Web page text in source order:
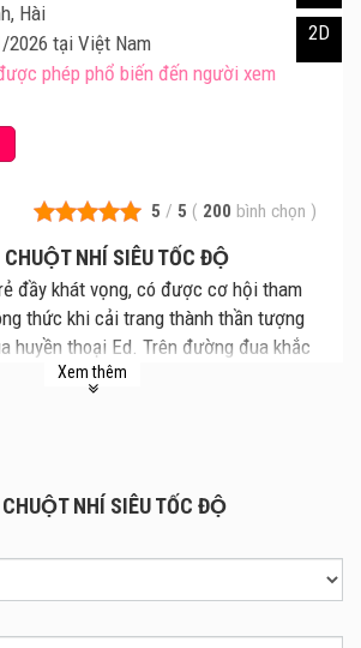
5 / 5 ( 200 bình chọn )
CHUỘT NHÍ SIÊU TỐC ĐỘ
đầy khát vọng, có được cơ hội tham
thức khi cải trang thành thần tượng
huyền thoại Ed. Trên đường đua khắc
qua hàng loạt âm mưu phá hoại từ
Xem thêm
Hài
2026 tại Việt Nam
phép phổ biến đến người xem
2D
NHÍ SIÊU TỐC ĐỘ